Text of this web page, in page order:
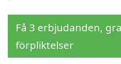
Få 3 erbjudanden,
förpliktelser